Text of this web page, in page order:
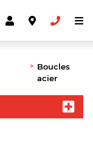
> Boucles
acier